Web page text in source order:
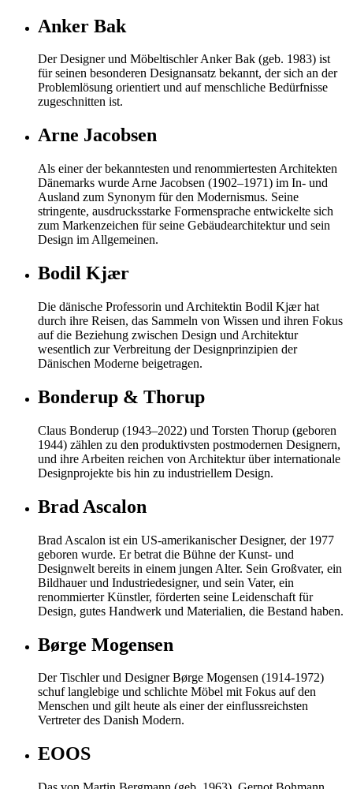
Anker Bak
Der Designer und Möbeltischler Anker Bak (geb. 1983) ist
für seinen besonderen Designansatz bekannt, der sich an der
Problemlösung orientiert und auf menschliche Bedürfnisse
zugeschnitten ist.
Arne Jacobsen
Als einer der bekanntesten und renommiertesten Architekten
Dänemarks wurde Arne Jacobsen (1902–1971) im In- und
Ausland zum Synonym für den Modernismus. Seine
stringente, ausdrucksstarke Formensprache entwickelte sich
zum Markenzeichen für seine Gebäudearchitektur und sein
Design im Allgemeinen.
Bodil Kjær
Die dänische Professorin und Architektin Bodil Kjær hat
durch ihre Reisen, das Sammeln von Wissen und ihren Fokus
auf die Beziehung zwischen Design und Architektur
wesentlich zur Verbreitung der Designprinzipien der
Dänischen Moderne beigetragen.
Bonderup & Thorup
Claus Bonderup (1943–2022) und Torsten Thorup (geboren
1944) zählen zu den produktivsten postmodernen Designern,
und ihre Arbeiten reichen von Architektur über internationale
Designprojekte bis hin zu industriellem Design.
Brad Ascalon
Brad Ascalon ist ein US-amerikanischer Designer, der 1977
geboren wurde. Er betrat die Bühne der Kunst- und
Designwelt bereits in einem jungen Alter. Sein Großvater, ein
Bildhauer und Industriedesigner, und sein Vater, ein
renommierter Künstler, förderten seine Leidenschaft für
Design, gutes Handwerk und Materialien, die Bestand haben.
Børge Mogensen
Der Tischler und Designer Børge Mogensen (1914-1972)
schuf langlebige und schlichte Möbel mit Fokus auf den
Menschen und gilt heute als einer der einflussreichsten
Vertreter des Danish Modern.
EOOS